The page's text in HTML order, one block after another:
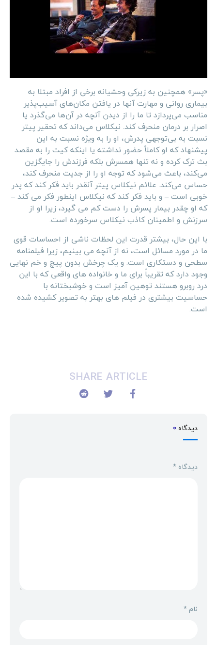
«پسر» همچنین به زیرکی وحشیانه برخی از افراد مبتلا به
بیماری روانی و مهارت آنها در یافتن مکان‌های آسیب‌پذیر
مناسب می‌پردازد تا ما را از دیدن آنچه در آن‌ها می‌گذرد یا
اصرار بر درمان منحرف کند. نیکلاس می‌داند که تحقیر پیتر
نسبت به بی‌توجهی پدرش، او را به ویژه نسبت به این
پیشنهاد که او کاملاً حضور نداشته یا اینکه کیت را به مقصد
بث ترک کرده و نه تنها همسرش بلکه فرزندش را جایگزین
می‌کند، باعث می‌شود که توجه او را از جدیت منحرف کند،
حساس می‌کند. علائم نیکلاس پیتر آنقدر باید فکر کند که پدر
خوبی است – و باید فکر کند که نیکلاس اینطور فکر می کند –
که او چقدر بیمار پسرش را دست کم می گیرد، زیرا او از
سرزنش و اطمینان کاذب نیکلاس سرخورده است.
با این حال، بیشتر قدرت این لحظات ناشی از احساسات قوی
ما در مورد مسائل است، نه از آنچه می بینیم، زیرا فیلمنامه
سطحی و دستکاری است. و یک چرخش بدون پیچ و خم نهایی
وجود دارد که تقریباً برای ما و خانواده های واقعی که با این
درد روبرو هستند توهین آمیز است و خوشبختانه با
حساسیت بیشتری در فیلم های بهتر به تصویر کشیده شده
است.
SHARE ARTICLE
دیدگاه 0
دیدگاه *
نام*